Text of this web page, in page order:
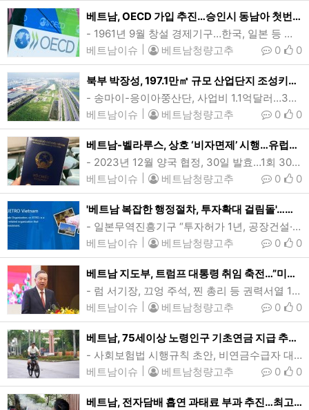
베트남, OECD 가입 추진…승인시 동남아 첫번째 회원국
- 1961년 9월 창설 경제기구…한국, 일본 등 아시아 2개국 포함 38개국- 가입까지 최소 수년 소요…동남아선 인니·태국 1호 경쟁베트남이 경제협력개발기구(OECD) 가입을 추진하고 있다. 팜 민 찐 베트남 총리는 22일 스위스 다보스에서 열린 세계경제포럼(WEF·다보스포럼) 연차총회에서 마티아스 콜먼 OECD 사무총장과 회담을 갖고 가입 의향을 전달했다. 현재 기준으로 베트남이 OECD 회원국으로 합류한다면, 동남아 첫번째 가입국이 된다. (사진=nghiencuuquocte)[인사이드비나=하노이, 장…
베트남이슈
베트남청량고추 0
0
북부 박장성, 197.1만㎡ 규모 산업단지 조성키로…부총리 승인
- 송마이-응이아쭝산단, 사업비 1.1억달러…30개월내 완공계획베트남 북부 박장성 송마이-응아이쭝산업단지 개발예정지. 산업단지는 200헥타르 규모로 총사업비 1억1180만달러가 투입될 예정이다. (사진=baochinhphu)[인사이드비나=하노이, 떤 풍(Tan phung) 기자] 베트남 북부 박장성(Bac Giang)에 200헥타르 규모의 산업단지가 들어설 예정이다.쩐 홍 하(Tran Hong Ha) 베트남 부총리는 197.1헥타르(197.1만㎡) 규모 송마이-응이아쭝산업단지(Song Mai-Nghia Trung)…
베트남이슈
베트남청량고추 0
0
베트남-벨라루스, 상호 ‘비자면제’ 시행…유럽국가 최초
- 2023년 12월 양국 협정, 30일 발효…1회 30일 최장 연 90일베트남과 벨라루스가 이달말부터 상호 비자 면제 조치를 시행한다. 베트남과 상호 비자 면제 협정을 체결한 유럽 국가는 벨라루스가 처음이다. (사진=VnExpress/Pham Du)[인사이드비나=하노이, 떤 풍(Tan phung) 기자] 베트남과 벨라루스가 이달말부터 상호 비자 면제 조치를 시행한다. 베트남과 상호 비자면제 협정을 체결한 유럽국가는 벨라루스가 처음이다.양국 상호 비자면제는 앞서 지난 2023년 12월 레 티 투 항(Le Thi Thu Ha…
베트남이슈
베트남청량고추 0
0
'베트남 복잡한 행정절차, 투자확대 걸림돌'…현지진출 日기업 조사
- 일본무역진흥기구 “투자허가 1년, 공장건설·보수 0.5년”- 작년 투자 35억달러 48%↓…“1~2년내 확장계획” 56%, 시장매력도는 여전일본무역진흥기구(JETRO) 호치민사무소는 현지진출 일본기업의 경영애로사항 조사결과 복잡한 행정절차가 투자확대의 걸림돌이 되고있다며 사업환경 개선을 정부당국에 촉구했다. (사진=Jetro베트남 홈페이지 캡쳐)[인사이드비나=호치민, 윤준호 기자] 베트남에 진출한 일본기업들이 복잡한 행정 절차에 대한 불만을 쏟아내며 사업환경 개선을 정부 당국에 촉구하고 나섰다.마츠모토 노부유키(Nobuyuki …
베트남이슈
베트남청량고추 0
0
베트남 지도부, 트럼프 대통령 취임 축전…”미국은 중요한 파트너”
- 럼 서기장, 끄엉 주석, 찐 총리 등 권력서열 1~3위 최고위급베트남 권력서열 1위인 또 럼 공산당 서기장. 럼 서기장을 비롯한 베트남 최고위 지도부가 20일(현지시간) 도널드 트럼프 제47대 미국 대통령의 취임에 축전을 보냈다. (사진=VnExpress/Luu Quy)[인사이드비나=하노이, 이희상 기자] 또 럼(To Lam) 베트남 공산당 서기장을 비롯한 지도부가 20일(현지시간) 도널드 트럼프 제47대 미국 대통령의 취임에 축전을 보냈다.럼 서기장과 르엉 끄엉(Luong Cuong) 국가주석, 팜 민 찐(Pham M…
베트남이슈
베트남청량고추 0
0
베트남, 75세이상 노령인구 기초연금 지급 추진…월 50만동(20달러)
- 사회보험법 시행규칙 초안, 비연금수급자 대상…승인시 7월 시행- 향후 5년간 40.5조동(16억달러) 지출 전망…노인복지 사각지대 해소방안베트남 탄화시 호이안공원에서 자전거를 타고있는 노인의 모습. 베트남이 노령인구의 복지 사각지대를 해소하기 위해 75세이상 비연금수급자를 대상으로 월 50만동(20달러)의 기초연금을 지급하는 방안을 추진하고 있다. (사진=VnExpress/Le Hoang)[인사이드비나=하노이, 장연환 기자] 베트남이 75세이상 노인에 1인당 월 50만동(20달러)의 기초노령연금을 지급하는 방안을 추진하…
베트남이슈
베트남청량고추 0
0
베트남, 전자담배 흡연 과태료 부과 추진…최고 80달러